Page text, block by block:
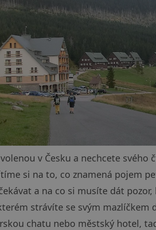
v Česku a nechcete svého
si na to, co znamená pojem
a na co si musíte dát
strávíte se svým mazlíčkem
chatu nebo městský hotel,